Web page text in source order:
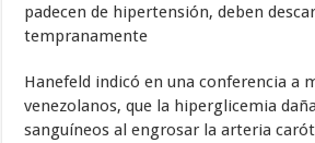
padecen de hipertensión, deben
tempranamente
Hanefeld indicó en una conferencia a
venezolanos, que la hiperglicemia
sanguíneos al engrosar la arteria